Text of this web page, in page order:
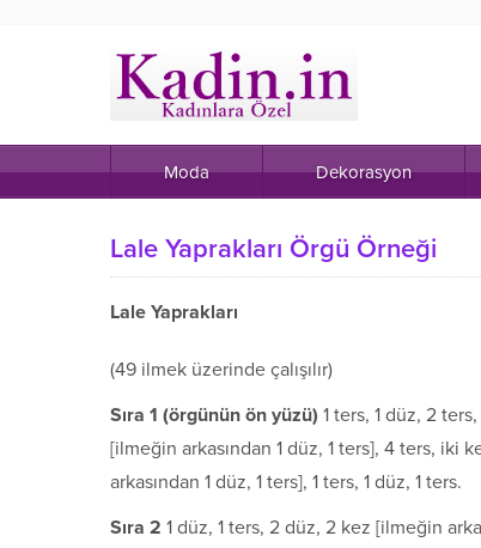
Moda Dekorasyon
Lale Yaprakları Örgü Örneği
Lale Yaprakları
(49 ilmek üzerinde çalışılır)
Sıra 1 (örgünün ön yüzü) 1 ters, 1 düz, 2
[ilmeğin arkasından 1 düz, 1 ters], 4 ters, iki
arkasından 1 düz, 1 ters], 1 ters, 1 düz, 1 ters.
Sıra 2 1 düz, 1 ters, 2 düz, 2 kez [ilmeğin